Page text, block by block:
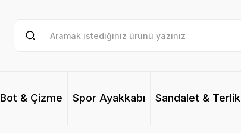
Bot & Çizme Spor Ayakkabı Sandalet & Terlik